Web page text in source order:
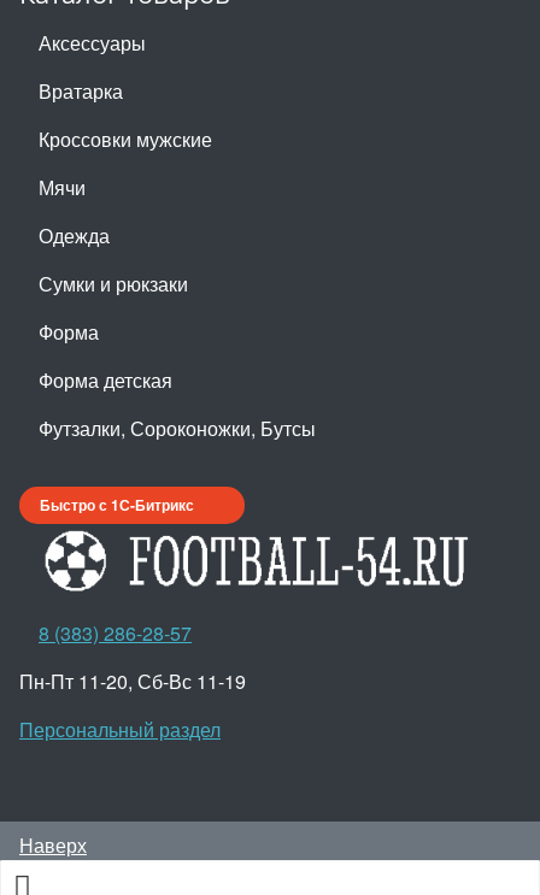
Аксессуары
Вратарка
Кроссовки мужские
Мячи
Одежда
Сумки и рюкзаки
Форма
Форма детская
Футзалки, Сороконожки, Бутсы
Быстро с 1С-Битрикс
8 (383) 286-28-57
Пн-Пт 11-20, Сб-Вс 11-19
Персональный раздел
Наверх